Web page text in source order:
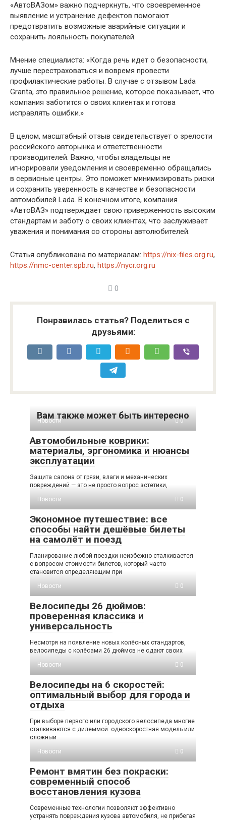
«АвтоВАЗом» важно подчеркнуть, что своевременное
выявление и устранение дефектов помогают
предотвратить возможные аварийные ситуации и
сохранить лояльность покупателей.
Мнение специалиста: «Когда речь идет о безопасности,
лучше перестраховаться и вовремя провести
профилактические работы. В случае с отзывом Lada
Granta, это правильное решение, которое показывает, что
компания заботится о своих клиентах и готова
исправлять ошибки.»
В целом, масштабный отзыв свидетельствует о зрелости
российского авторынка и ответственности
производителей. Важно, чтобы владельцы не
игнорировали уведомления и своевременно обращались
в сервисные центры. Это поможет минимизировать риски
и сохранить уверенность в качестве и безопасности
автомобилей Lada. В конечном итоге, компания
«АвтоВАЗ» подтверждает свою приверженность высоким
стандартам и заботу о своих клиентах, что заслуживает
уважения и понимания со стороны автолюбителей.
Статья опубликована по материалам: https://nix-files.org.ru,
https://nmc-center.spb.ru, https://nycr.org.ru
0
Понравилась статья? Поделиться с
друзьями:
Вам также может быть интересно
Новости 0
Автомобильные коврики:
материалы, эргономика и нюансы
эксплуатации
Защита салона от грязи, влаги и механических
повреждений — это не просто вопрос эстетики,
Новости
0
Экономное путешествие: все
способы найти дешёвые билеты
на самолёт и поезд
Планирование любой поездки неизбежно сталкивается
с вопросом стоимости билетов, который часто
становится определяющим при
Новости
0
Велосипеды 26 дюймов:
проверенная классика и
универсальность
Несмотря на появление новых колёсных стандартов,
велосипеды с колёсами 26 дюймов не сдают своих
Новости
0
Велосипеды на 6 скоростей:
оптимальный выбор для города и
отдыха
При выборе первого или городского велосипеда многие
сталкиваются с дилеммой: односкоростная модель или
сложный
Новости
0
Ремонт вмятин без покраски:
современный способ
восстановления кузова
Современные технологии позволяют эффективно
устранять повреждения кузова автомобиля, не прибегая